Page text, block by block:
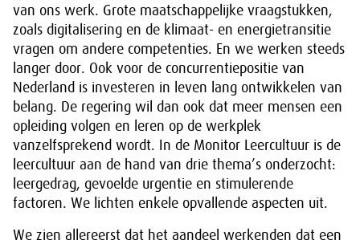
van ons werk. Grote maatschappelijke vraagstukken,
zoals digitalisering en de klimaat- en energietransitie
vragen om andere competenties. En we werken steeds
langer door. Ook voor de concurrentiepositie van
Nederland is investeren in leven lang ontwikkelen van
belang. De regering wil dan ook dat meer mensen een
opleiding volgen en leren op de werkplek
vanzelfsprekend wordt. In de Monitor Leercultuur is de
leercultuur aan de hand van drie thema’s onderzocht:
leergedrag, gevoelde urgentie en stimulerende
factoren. We lichten enkele opvallende aspecten uit.
We zien allereerst dat het aandeel werkenden dat een